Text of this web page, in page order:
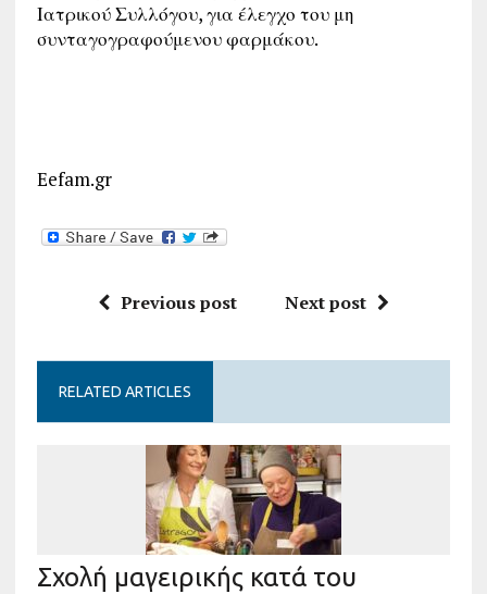
Ιατρικού Συλλόγου, για έλεγχο του μη
συνταγογραφούμενου φαρμάκου.
Eefam.gr
Previous post Next post
RELATED ARTICLES
Σχολή μαγειρικής κατά του